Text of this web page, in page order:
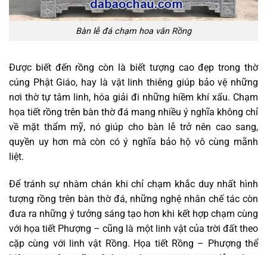
Bàn lễ đá chạm hoa văn Rồng
Được biết đến rồng còn là biết tượng cao đẹp trong thờ
cúng Phật Giáo, hay là vật linh thiêng giúp bảo vệ những
nơi thờ tự tâm linh, hóa giải đi những hiềm khí xấu. Chạm
họa tiết rồng trên bàn thờ đá mang nhiều ý nghĩa không chỉ
về mặt thẩm mỹ, nó giúp cho bàn lễ trở nên cao sang,
quyền uy hơn mà còn có ý nghĩa bảo hộ vô cùng mãnh
liệt.
Để tránh sự nhàm chán khi chỉ chạm khắc duy nhất hình
tượng rồng trên bàn thờ đá, những nghệ nhân chế tác còn
đưa ra những ý tưởng sáng tạo hơn khi kết hợp chạm cùng
với họa tiết Phượng – cũng là một linh vật của trời đất theo
cặp cùng với linh vật Rồng. Họa tiết Rồng – Phượng thể